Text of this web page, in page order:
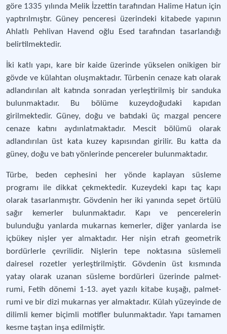
göre 1335 yılında Melik İzzettin tarafından Halime Hatun için
yaptırılmıştır. Güney penceresi üzerindeki kitabede yapının
Ahlatlı Pehlivan Havend oğlu Esed tarafından tasarlandığı
belirtilmektedir.
İki katlı yapı, kare bir kaide üzerinde yükselen onikigen bir
gövde ve külahtan oluşmaktadır. Türbenin cenaze katı olarak
adlandırılan alt katında sonradan yerleştirilmiş bir sanduka
bulunmaktadır. Bu bölüme kuzeydoğudaki kapıdan
girilmektedir. Güney, doğu ve batıdaki üç mazgal pencere
cenaze katını aydınlatmaktadır. Mescit bölümü olarak
adlandırılan üst kata kuzey kapısından girilir. Bu katta da
güney, doğu ve batı yönlerinde pencereler bulunmaktadır.
Türbe, beden cephesini her yönde kaplayan süsleme
programı ile dikkat çekmektedir. Kuzeydeki kapı taç kapı
olarak tasarlanmıştır. Gövdenin her iki yanında sepet örtülü
sağır kemerler bulunmaktadır. Kapı ve pencerelerin
bulunduğu yanlarda mukarnas kemerler, diğer yanlarda ise
içbükey nişler yer almaktadır. Her nişin etrafı geometrik
bordürlerle çevrilidir. Nişlerin tepe noktasına süslemeli
dairesel rozetler yerleştirilmiştir. Gövdenin üst kısmında
yatay olarak uzanan süsleme bordürleri üzerinde palmet-
rumi, Fetih dönemi 1-13. ayet yazılı kitabe kuşağı, palmet-
rumi ve bir dizi mukarnas yer almaktadır. Külah yüzeyinde de
dilimli kemer biçimli motifler bulunmaktadır. Yapı tamamen
kesme taştan inşa edilmiştir.